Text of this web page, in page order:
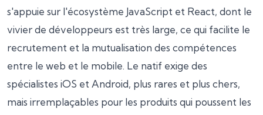
s'appuie sur l'écosystème JavaScript et React, dont le
vivier de développeurs est très large, ce qui facilite le
recrutement et la mutualisation des compétences
entre le web et le mobile. Le natif exige des
spécialistes iOS et Android, plus rares et plus chers,
mais irremplaçables pour les produits qui poussent les